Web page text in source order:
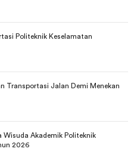
Politeknik Keselamatan
Transportasi Jalan Demi Menekan
Wisuda Akademik Politeknik
2026